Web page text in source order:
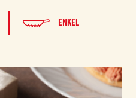
ENKEL